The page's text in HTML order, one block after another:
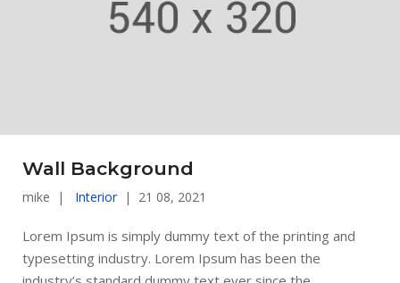
Wall Background
mike Interior 21 08, 2021
Lorem Ipsum is simply dummy text of the printing and
typesetting industry. Lorem Ipsum has been the